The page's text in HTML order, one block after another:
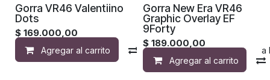
¡Nuevo!
Gorra VR46 Valentiino
Dots
$ 169.000,00
Agregar al carrito Compara Agregar a la
¡Nuevo!
Gorra New Era VR46
Graphic Overlay EF
9Forty
$189.000,00
Agregar al carrito